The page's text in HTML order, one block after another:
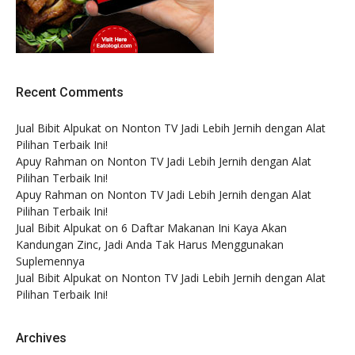
Recent Comments
Jual Bibit Alpukat on Nonton TV Jadi Lebih Jernih dengan Alat
Pilihan Terbaik Ini!
Apuy Rahman on Nonton TV Jadi Lebih Jernih dengan Alat
Pilihan Terbaik Ini!
Apuy Rahman on Nonton TV Jadi Lebih Jernih dengan Alat
Pilihan Terbaik Ini!
Jual Bibit Alpukat on 6 Daftar Makanan Ini Kaya Akan
Kandungan Zinc, Jadi Anda Tak Harus Menggunakan
Suplemennya
Jual Bibit Alpukat on Nonton TV Jadi Lebih Jernih dengan Alat
Pilihan Terbaik Ini!
Archives